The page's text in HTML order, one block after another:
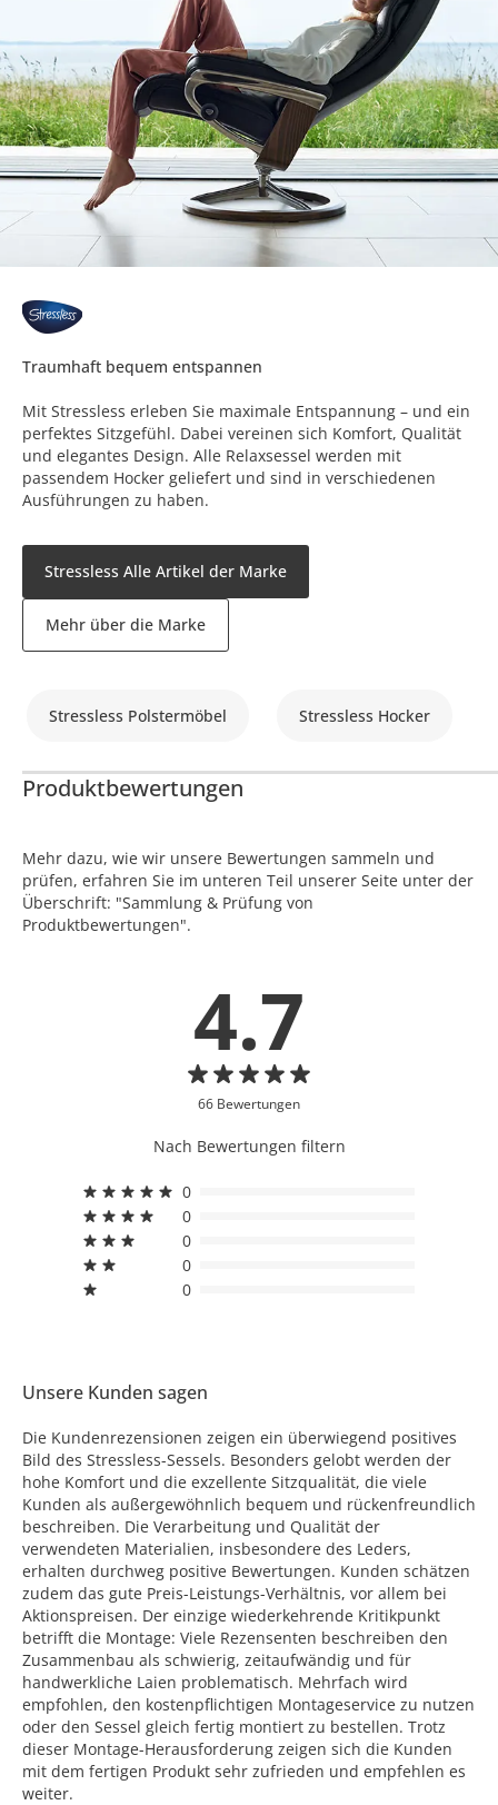
Traumhaft bequem entspannen
Mit Stressless erleben Sie maximale Entspannung – und ein
perfektes Sitzgefühl. Dabei vereinen sich Komfort, Qualität
und elegantes Design. Alle Relaxsessel werden mit
passendem Hocker geliefert und sind in verschiedenen
Ausführungen zu haben.
Stressless Alle Artikel der Marke
Mehr über die Marke
Stressless Polstermöbel Stressless Hocker
Produktbewertungen
Mehr dazu, wie wir unsere Bewertungen sammeln und
prüfen, erfahren Sie im unteren Teil unserer Seite unter der
Überschrift: "Sammlung & Prüfung von
Produktbewertungen".
4.7
66 Bewertungen
Nach Bewertungen filtern
0
0
0
0
0
Unsere Kunden sagen
Die Kundenrezensionen zeigen ein überwiegend positives
Bild des Stressless-Sessels. Besonders gelobt werden der
hohe Komfort und die exzellente Sitzqualität, die viele
Kunden als außergewöhnlich bequem und rückenfreundlich
beschreiben. Die Verarbeitung und Qualität der
verwendeten Materialien, insbesondere des Leders,
erhalten durchweg positive Bewertungen. Kunden schätzen
zudem das gute Preis-Leistungs-Verhältnis, vor allem bei
Aktionspreisen. Der einzige wiederkehrende Kritikpunkt
betrifft die Montage: Viele Rezensenten beschreiben den
Zusammenbau als schwierig, zeitaufwändig und für
handwerkliche Laien problematisch. Mehrfach wird
empfohlen, den kostenpflichtigen Montageservice zu nutzen
oder den Sessel gleich fertig montiert zu bestellen. Trotz
dieser Montage-Herausforderung zeigen sich die Kunden
mit dem fertigen Produkt sehr zufrieden und empfehlen es
weiter.